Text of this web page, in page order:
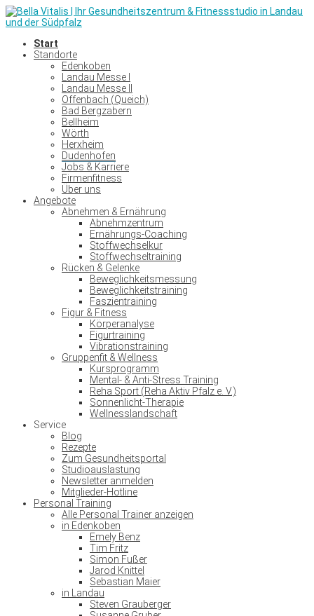
Start
Standorte
Edenkoben
Landau Messe I
Landau Messe II
Offenbach (Queich)
Bad Bergzabern
Bellheim
Wörth
Herxheim
Dudenhofen
Jobs & Karriere
Firmenfitness
Über uns
Angebote
Abnehmen & Ernährung
Abnehmzentrum
Ernährungs-Coaching
Stoffwechselkur
Stoffwechseltraining
Rücken & Gelenke
Beweglichkeitsmessung
Beweglichkeitstraining
Faszientraining
Figur & Fitness
Körperanalyse
Figurtraining
Vibrationstraining
Gruppenfit & Wellness
Kursprogramm
Mental- & Anti-Stress Training
Reha Sport (Reha Aktiv Pfalz e. V.)
Sonnenlicht-Therapie
Wellnesslandschaft
Service
Blog
Rezepte
Zum Gesundheitsportal
Studioauslastung
Newsletter anmelden
Mitglieder-Hotline
Personal Training
Alle Personal Trainer anzeigen
in Edenkoben
Emely Benz
Tim Fritz
Simon Fußer
Jarod Knittel
Sebastian Maier
in Landau
Steven Grauberger